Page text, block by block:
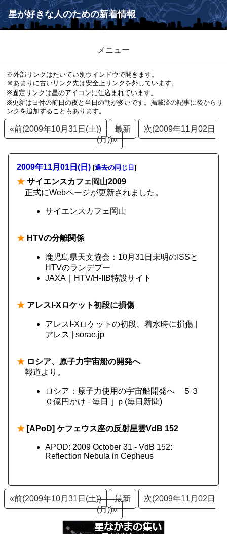
星が好きな人のための新着情報
メニュー
※外部リンクはたいてい別ウインドウで開きます。
※あまりに古いリンク先は安全上リンクを外しています。
※固定リンクは星のアイコンに仕込まれています。
※更新は日付の前日の夜と当日の朝が多いです。掲載済の記事に後からリ
ンクを追加することもあります。
«前(2009年10月31日(土)) 最新
次(2009年11月02日
(月))»
2009年11月01日(日) [過去の同じ日 ]
★ サイエンスカフェ岡山2009
正式にWebページが更新されました。
サイエンスカフェ岡山
★ HTVの分離関係
鹿児島県天文協会：10月31日未明のISSと
HTVのランデブー
JAXA｜HTV/H-IIB特設サイト
★ アレスI-Xロケット初段に損傷
アレスI-Xロケットの初段、着水時に損傷 |
アレス | sorae.jp
★ ロシア、原子力宇宙船の開発へ
報道より。
ロシア：原子力使用の宇宙船開発へ ５３
０億円かけ - 毎日ｊｐ(毎日新聞)
★ [APoD] ケフェウス座の反射星雲VdB 152
APOD: 2009 October 31 - VdB 152:
Reflection Nebula in Cepheus
«前(2009年10月31日(土)) 最新
次(2009年11月02日
(月))»